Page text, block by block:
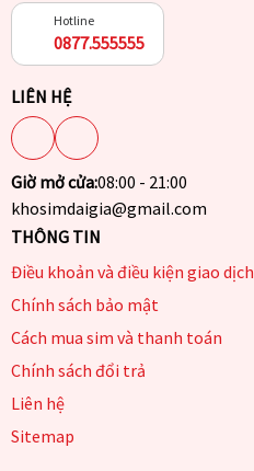
Hotline
0877.555555
LIÊN HỆ
Giờ mở cửa:08:00 - 21:00
khosimdaigia@gmail.com
THÔNG TIN
Điều khoản và điều kiện giao dịch
Chính sách bảo mật
Cách mua sim và thanh toán
Chính sách đổi trả
Liên hệ
Sitemap